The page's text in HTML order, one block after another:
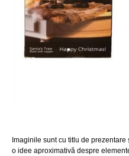
Imaginile sunt cu titlu de
o idee aproximativă despre